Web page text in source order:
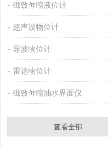
磁致伸缩液位计
超声波物位计
导波物位计
雷达物位计
磁致伸缩油水界面仪
查看全部